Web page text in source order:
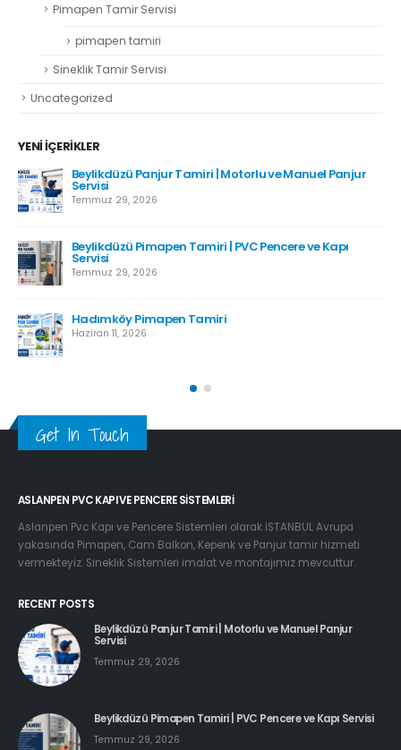
Pimapen Tamir Servisi
pimapen tamiri
Sineklik Tamir Servisi
Uncategorized
YENI İÇERIKLER
Beylikdüzü Panjur Tamiri | Motorlu ve Manuel Panjur
Servisi
Temmuz 29, 2026
Beylikdüzü Pimapen Tamiri | PVC Pencere ve Kapı
Servisi
Temmuz 29, 2026
Hadımköy Pimapen Tamiri
Haziran 11, 2026
Get In Touch
ASLANPEN PVC KAPI VE PENCERE SISTEMLERI
Aslanpen Pvc Kapı ve Pencere Sistemleri olarak İSTANBUL Avrupa
yakasında Pimapen, Cam Balkon, Kepenk ve Panjur tamir hizmeti
vermekteyiz. Sineklik Sistemleri imalat ve montajımız mevcuttur.
RECENT POSTS
Beylikdüzü Panjur Tamiri | Motorlu ve Manuel Panjur
Servisi
Temmuz 29, 2026
Beylikdüzü Pimapen Tamiri | PVC Pencere ve Kapı Servisi
Temmuz 29, 2026